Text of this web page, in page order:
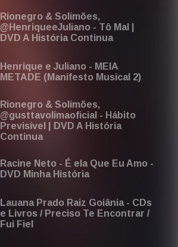
Rionegro & Solimões,
@HenriqueeJuliano - Tô Mal |
DVD A História Continua
Henrique e Juliano - MEIA
METADE (Manifesto Musical 2)
Rionegro & Solimões,
@gusttavolimaoficial - Hábito
Previsível | DVD A História
Continua
Racine Neto - É ela Que Eu Amo -
DVD Minha História
Lauana Prado Raiz Goiânia - CDs
e Livros / Preciso Te Encontrar /
Fui Fiel